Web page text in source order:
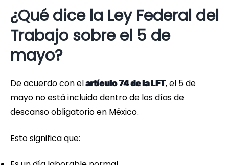
¿Qué dice la Ley Federal del
Trabajo sobre el 5 de
mayo?
De acuerdo con elartículo 74 de la LFT, el 5 de
mayo no está incluido dentro de los días de
descanso obligatorio en México.
Esto significa que: